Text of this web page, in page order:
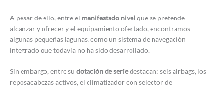
A pesar de ello, entre el manifestado nivel que se pretende
alcanzar y ofrecer y el equipamiento ofertado, encontramos
algunas pequeñas lagunas, como un sistema de navegación
integrado que todavía no ha sido desarrollado.
Sin embargo, entre su dotación de seriedestacan: seis airbags, los
reposacabezas activos, el climatizador con selector de